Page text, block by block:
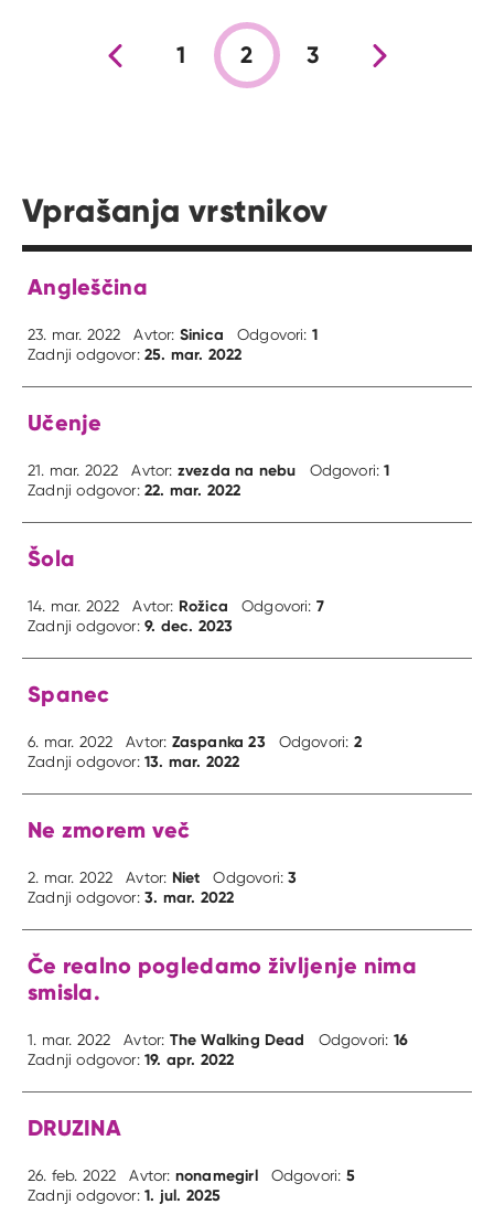
Prejšnja stran
1 2 3 Nova stran
Vprašanja vrstnikov
Angleščina
23. mar. 2022 Avtor: Sinica Odgovori: 1
Zadnji odgovor:25. mar. 2022
Učenje
21. mar. 2022 Avtor: zvezda na nebu Odgovori:1
Zadnji odgovor:22. mar. 2022
Šola
14. mar. 2022 Avtor: Rožica Odgovori: 7
Zadnji odgovor:9. dec. 2023
Spanec
6. mar. 2022 Avtor: Zaspanka 23 Odgovori: 2
Zadnji odgovor:13. mar. 2022
Ne zmorem več
2. mar. 2022 Avtor: Niet Odgovori:3
Zadnji odgovor:3. mar. 2022
Če realno pogledamo življenje nima
smisla.
1. mar. 2022 Avtor: The Walking Dead Odgovori: 16
Zadnji odgovor:19. apr. 2022
DRUZINA
26. feb. 2022 Avtor: nonamegirl Odgovori: 5
Zadnji odgovor:1. jul. 2025